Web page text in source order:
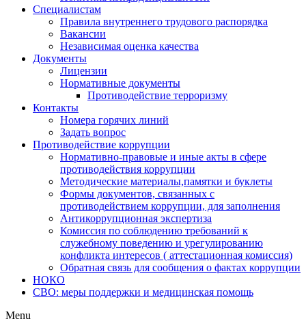
Cпециалистам
Правила внутреннего трудового распорядка
Вакансии
Независимая оценка качества
Документы
Лицензии
Нормативные документы
Противодействие терроризму
Контакты
Номера горячих линий
Задать вопрос
Противодействие коррупции
Нормативно-правовые и иные акты в сфере
противодействия коррупции
Методические материалы,памятки и буклеты
Формы документов, связанных с
противодействием коррупции, для заполнения
Антикоррупционная экспертиза
Комиссия по соблюдению требований к
служебному поведению и урегулированию
конфликта интересов ( аттестационная комиссия)
Обратная связь для сообщения о фактах коррупции
НОКО
СВО: меры поддержки и медицинская помощь
Menu